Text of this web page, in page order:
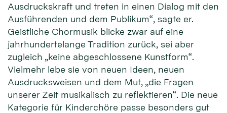
Ausdruckskraft und treten in einen Dialog mit den
Ausführenden und dem Publikum“, sagte er.
Geistliche Chormusik blicke zwar auf eine
jahrhundertelange Tradition zurück, sei aber
zugleich „keine abgeschlossene Kunstform“.
Vielmehr lebe sie von neuen Ideen, neuen
Ausdrucksweisen und dem Mut, „die Fragen
unserer Zeit musikalisch zu reflektieren“. Die neue
Kategorie für Kinderchöre passe besonders gut